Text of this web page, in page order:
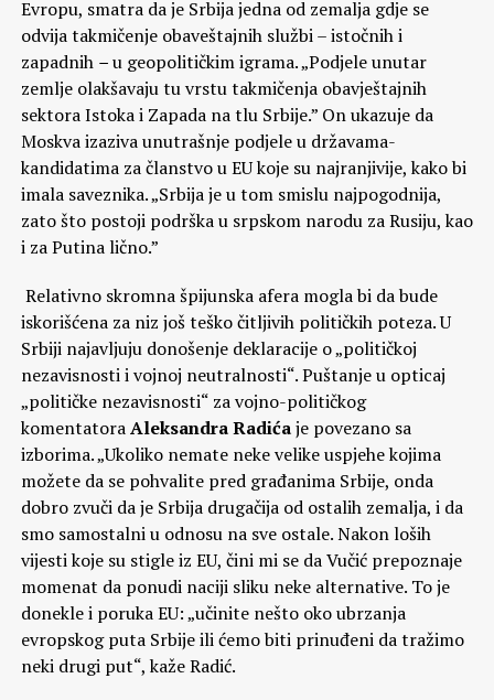
Evropu, smatra da je Srbija jedna od zemalja gdje se
odvija takmičenje obaveštajnih službi – istočnih i
zapadnih–u geopolitičkim igrama. „Podjele unutar
zemlje olakšavaju tu vrstu takmičenja obavještajnih
sektora Istoka i Zapada na tlu Srbije.” On ukazuje da
Moskva izaziva unutrašnje podjele u državama-
kandidatima za članstvo u EU koje su najranjivije, kako bi
imala saveznika. „Srbija je u tom smislu najpogodnija,
zato što postoji podrška u srpskom narodu za Rusiju, kao
i za Putina lično.”
Relativno skromna špijunska afera mogla bi da bude
iskorišćena za niz još teško čitljivih političkih poteza. U
Srbiji najavljuju donošenje deklaracije o „političkoj
nezavisnosti i vojnoj neutralnosti“. Puštanje u opticaj
„političke nezavisnosti“ za vojno-političkog
komentatoraAleksandra Radićaje povezano sa
izborima. „Ukoliko nemate neke velike uspjehe kojima
možete da se pohvalite pred građanima Srbije, onda
dobro zvuči da je Srbija drugačija od ostalih zemalja, i da
smo samostalni u odnosu na sve ostale. Nakon loših
vijesti koje su stigle iz EU, čini mi se da Vučić prepoznaje
momenat da ponudi naciji sliku neke alternative. To je
donekle i poruka EU: „učinite nešto oko ubrzanja
evropskog puta Srbije ili ćemo biti prinuđeni da tražimo
neki drugi put“, kaže Radić.